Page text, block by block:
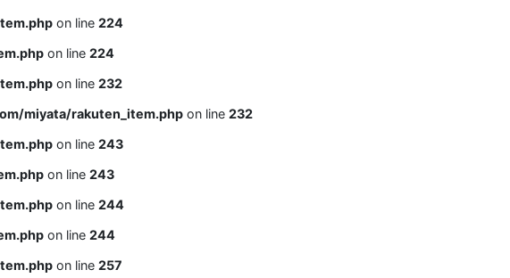
on line 224
on line 224
on line 232
miyata/rakuten_item.php on line 232
on line 243
on line 243
on line 244
on line 244
on line 257